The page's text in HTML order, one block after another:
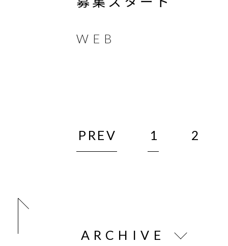
WEB
PREV 1 2
ARCHIVE